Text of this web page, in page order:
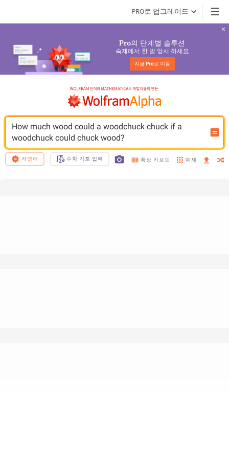
PRO로 업그레이드
Pro의 단계별 솔루션
숙제에서 한 발 앞서 하세요
지금 Pro로 이동
How much wood could a woodchuck chuck if a
woodchuck could chuck wood?
자연어 수학 기호 입력 확장 키보드 예제